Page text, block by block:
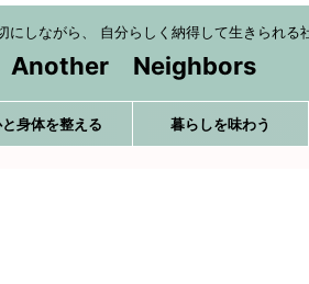
にしながら、 自分らしく納得して生きられる
Another Neighbors
身体を整える 暮らしを味わう